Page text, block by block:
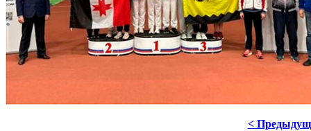
<